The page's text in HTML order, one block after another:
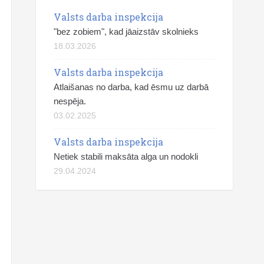
Valsts darba inspekcija
"bez zobiem", kad jāaizstāv skolnieks
18.03.2026
Valsts darba inspekcija
Atlaišanas no darba, kad ēsmu uz darbā
nespēja.
03.02.2025
Valsts darba inspekcija
Netiek stabili maksāta alga un nodokli
29.04.2024